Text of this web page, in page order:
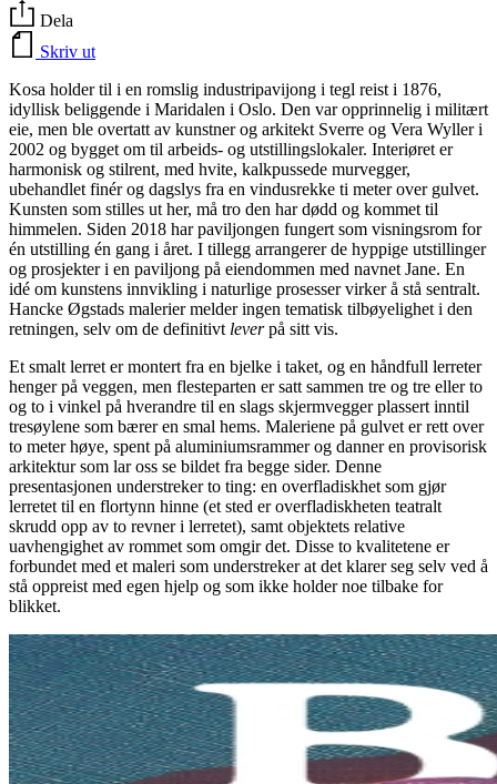
Dela
Skriv ut
Kosa holder til i en romslig industripavijong i tegl reist i 1876,
idyllisk beliggende i Maridalen i Oslo. Den var opprinnelig i militært
eie, men ble overtatt av kunstner og arkitekt Sverre og Vera Wyller i
2002 og bygget om til arbeids- og utstillingslokaler. Interiøret er
harmonisk og stilrent, med hvite, kalkpussede murvegger,
ubehandlet finér og dagslys fra en vindusrekke ti meter over gulvet.
Kunsten som stilles ut her, må tro den har dødd og kommet til
himmelen. Siden 2018 har paviljongen fungert som visningsrom for
én utstilling én gang i året. I tillegg arrangerer de hyppige utstillinger
og prosjekter i en paviljong på eiendommen med navnet Jane. En
idé om kunstens innvikling i naturlige prosesser virker å stå sentralt.
Hancke Øgstads malerier melder ingen tematisk tilbøyelighet i den
retningen, selv om de definitivt leverpå sitt vis.
Et smalt lerret er montert fra en bjelke i taket, og en håndfull lerreter
henger på veggen, men flesteparten er satt sammen tre og tre eller to
og to i vinkel på hverandre til en slags skjermvegger plassert inntil
tresøylene som bærer en smal hems. Maleriene på gulvet er rett over
to meter høye, spent på aluminiumsrammer og danner en provisorisk
arkitektur som lar oss se bildet fra begge sider. Denne
presentasjonen understreker to ting: en overfladiskhet som gjør
lerretet til en flortynn hinne (et sted er overfladiskheten teatralt
skrudd opp av to revner i lerretet), samt objektets relative
uavhengighet av rommet som omgir det. Disse to kvalitetene er
forbundet med et maleri som understreker at det klarer seg selv ved å
stå oppreist med egen hjelp og som ikke holder noe tilbake for
blikket.